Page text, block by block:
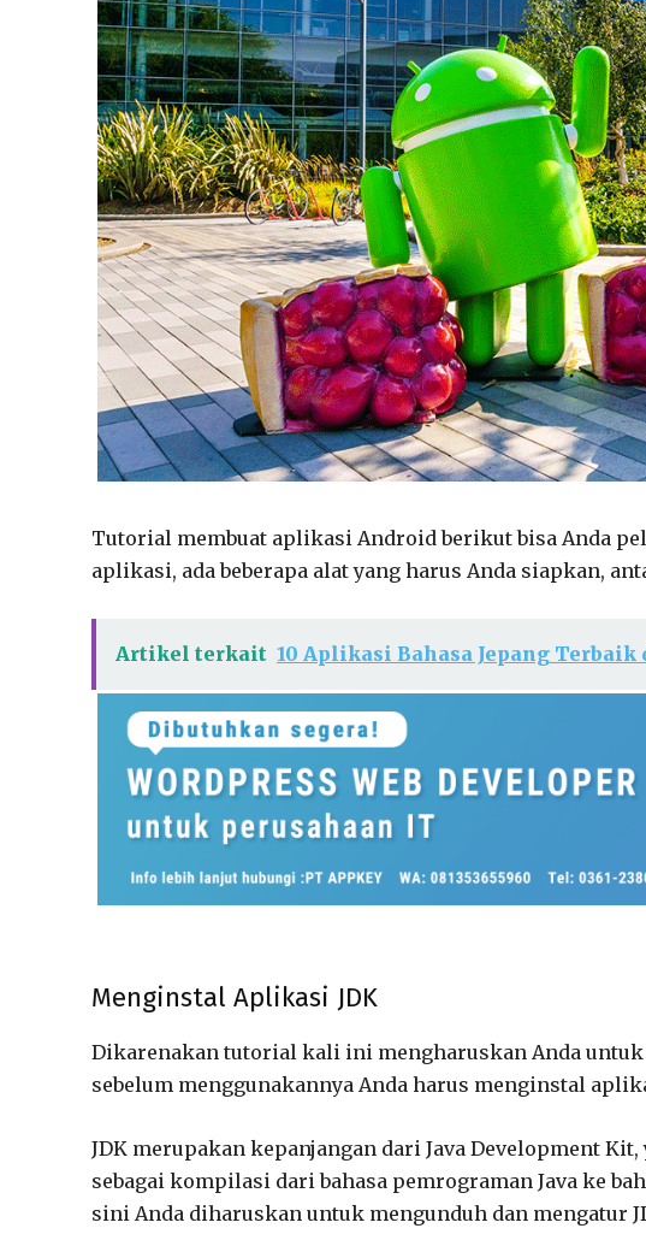
Tutorial membuat aplikasi Android berikut bisa Anda
aplikasi, ada beberapa alat yang harus Anda siapkan,
Artikel terkait 10 Aplikasi Bahasa Jepang
Menginstal Aplikasi JDK
Dikarenakan tutorial kali ini mengharuskan Anda untuk
sebelum menggunakannya Anda harus menginstal
JDK merupakan kepanjangan dari Java Development
sebagai kompilasi dari bahasa pemrograman Java ke
sini Anda diharuskan untuk mengunduh dan mengatur